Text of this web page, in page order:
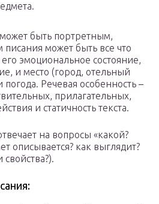
быть портретным,
может быть все что
эмоциональное состояние,
и место (город, отельный
Речевая особенность –
прилагательных,
и статичность текста.
на вопросы «какой?
описывается? как выглядит?
свойства?).